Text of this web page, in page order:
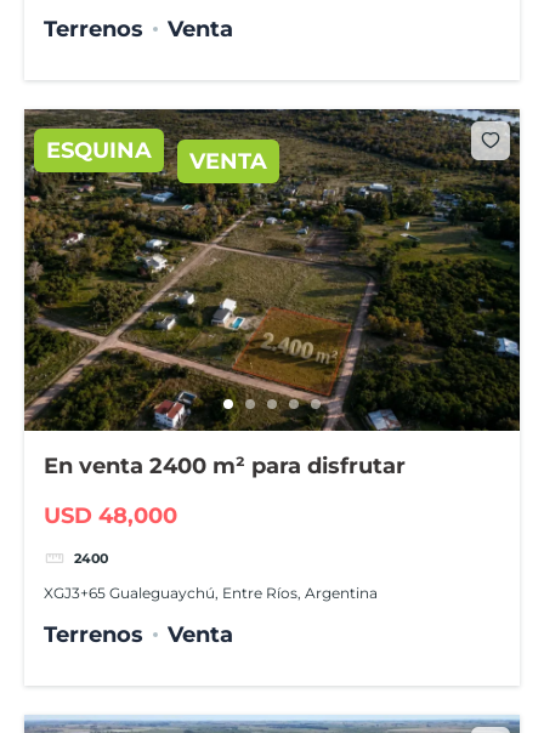
Terrenos Venta
ESQUINA VENTA
En venta 2400 m² para disfrutar
USD 48,000
2400
XGJ3+65 Gualeguaychú, Entre Ríos, Argentina
Terrenos Venta